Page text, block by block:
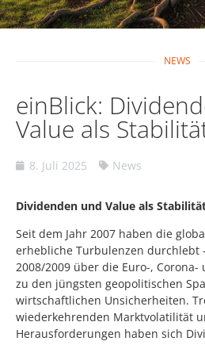
NEWS
einBlick:
Value als
8. Juli 2025 News
Dividenden und Value als
Seit dem Jahr 2007 haben die
erhebliche Turbulenzen durchlebt
2008/2009 über die Euro-,
zu den jüngsten geopolitischen
wirtschaftlichen Unsicherheiten.
wiederkehrenden Marktvolatilität
Herausforderungen haben sich